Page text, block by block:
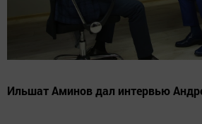
Ильшат Аминов дал интервью